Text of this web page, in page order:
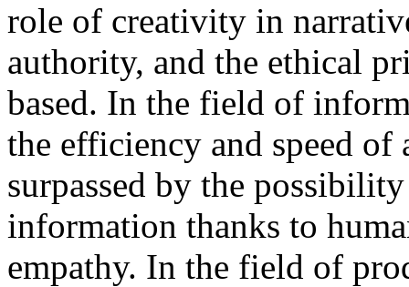
role of creativity in
authority, and the ethical
based. In the field of
the efficiency and speed of
surpassed by the
information thanks to
empathy. In the field of